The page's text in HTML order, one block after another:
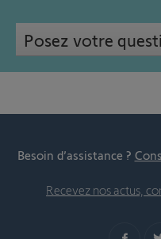
Posez votre
Besoin d’assistance ?
Recevez nos actus,